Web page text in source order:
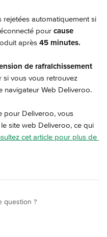
automatiquement si
pour cause
après 45 minutes.
de rafraîchissement
vous vous retrouvez
navigateur Web Deliveroo.
pour Deliveroo, vous
site web Deliveroo, ce qui
cet article pour plus de
question ?